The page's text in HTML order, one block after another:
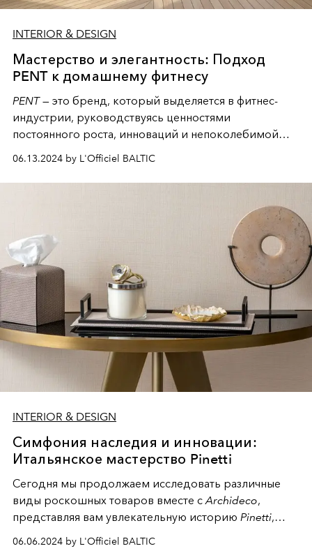
INTERIOR & DESIGN
Мастерство и элегантность: Подход
PENT к домашнему фитнесу
PENT— это бренд, который выделяется в фитнес-
индустрии, руководствуясь ценностями
постоянного роста, инноваций и непоколебимой
сотрудникам и окружающей среде. Их
исключительная продукция — это воплощение
возможность созидать их продукцию поколениями.
06.13.2024 by L'Officiel BALTIC
INTERIOR & DESIGN
Симфония наследия и инновации:
Итальянское мастерство Pinetti
Сегодня мы продолжаем исследовать различные
виды роскошных товаров вместе с Archideco,
представляя вам увлекательную историю Pinetti,
итальянского мастерства.
06.06.2024 by L'Officiel BALTIC